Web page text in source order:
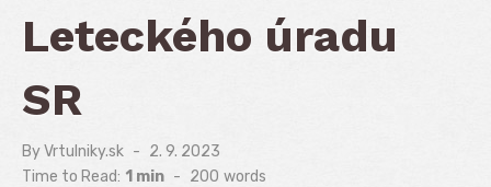
Leteckého úradu
SR
ByVrtulniky.sk
Posted
on
2. 9. 2023
Time to Read: 1 min - 200 words